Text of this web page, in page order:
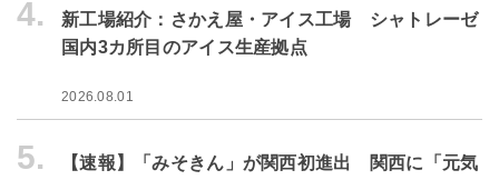
4.
新工場紹介：さかえ屋・アイス工場 シャトレーゼ
国内3カ所目のアイス生産拠点
2026.08.01
5.
【速報】「みそきん」が関西初進出 関西に「元気